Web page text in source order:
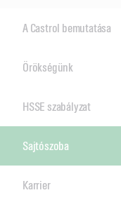
A Castrol bemutatása
Örökségünk
HSSE szabályzat
Sajtószoba
Karrier